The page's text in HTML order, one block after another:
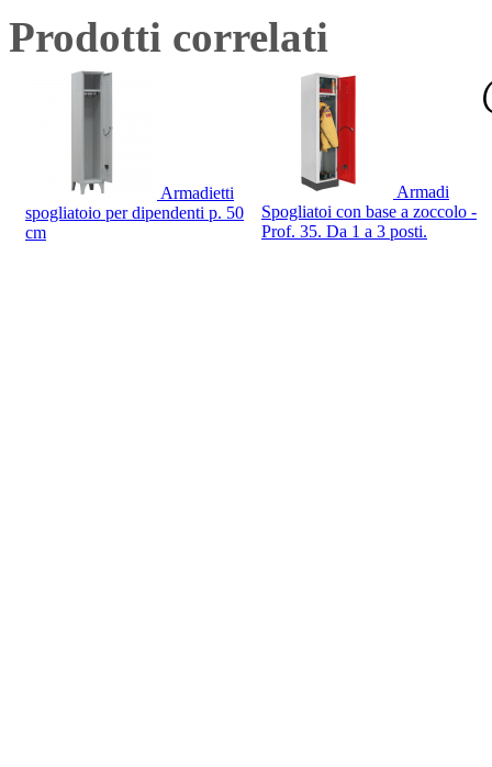
Prodotti correlati
Armadietti
spogliatoio per dipendenti p. 50
cm
Armadi
Spogliatoi con base a zoccolo -
Prof. 35. Da 1 a 3 posti.